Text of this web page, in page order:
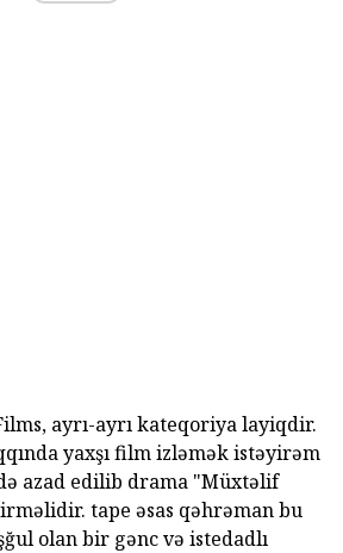
ayrı-ayrı kateqoriya layiqdir.
yaxşı film izləmək istəyirəm
azad edilib drama "Müxtəlif
tape əsas qəhrəman bu
olan bir gənc və istedadlı